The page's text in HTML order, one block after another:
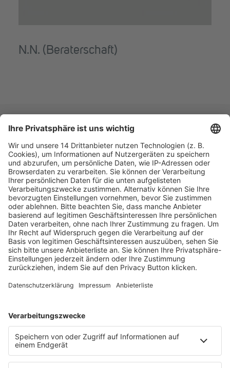
N.N. (Beraterschaft)
Fachmedien Recht und Wirtschaft
Ein Fachbereich der
dfv Mediengruppe
Mainzer Landstr. 251
60326 Frankfurt am Main
E-Mail:info@ruw.de
Web:https://www.ruw.de
AGB
Datenschutzerklärung
Genderhinweis
Cookie-Einstellungen